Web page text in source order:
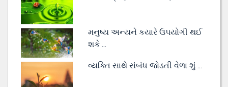
મનુષ્ય અન્યને કયારે ઉપયોગી થઈ
શકે ...
વ્યક્તિ સાથે સંબંધ જોડતી વેળા શું ...